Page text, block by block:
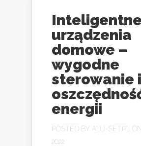
Inteligentne
urządzenia
domowe –
wygodne
sterowanie i
energii
POSTED BY ALU-SET.PL
2022